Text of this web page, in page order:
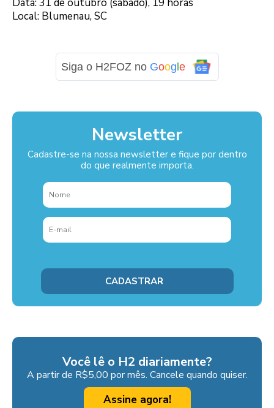
Data: 31 de outubro (sábado), 19 horas
Local: Blumenau, SC
Siga o H2FOZ no Google
Newsletter
Cadastre-se na nossa newsletter e fique por dentro
do que realmente importa.
Você lê o H2 diariamente?
A partir de R$5,00 por mês. Cancele quando quiser.
Assine agora!